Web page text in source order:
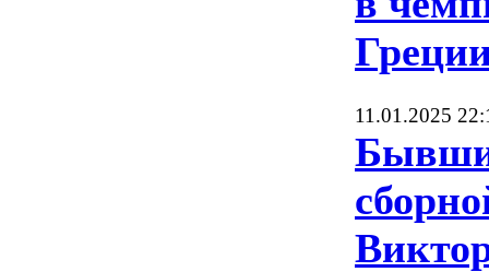
11.01.2025